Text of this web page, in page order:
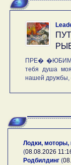
ПРЕ�
тебя душа
нашей дружбы,
Лодки, моторы,
(08.08.2026
Родбилдинг (